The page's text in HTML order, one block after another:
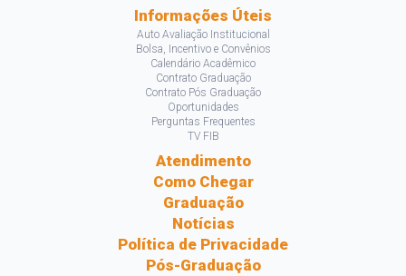
Informações Úteis
Auto Avaliação Institucional
Bolsa, Incentivo e Convênios
Calendário Acadêmico
Contrato Graduação
Contrato Pós Graduação
Oportunidades
Perguntas Frequentes
TV FIB
Atendimento
Como Chegar
Graduação
Notícias
Política de Privacidade
Pós-Graduação